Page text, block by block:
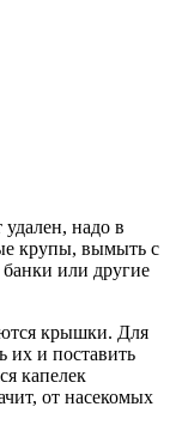
надо в
крупы, вымыть с
или другие
крышки. Для
их и поставить
капелек
от насекомых